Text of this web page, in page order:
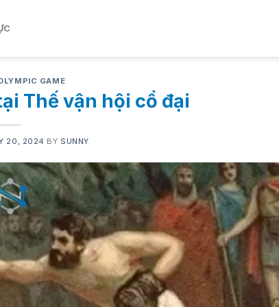
GAME
Thế vận hội cổ đại
20, 2024 BY SUNNY